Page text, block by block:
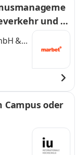
und R
&
Campus oder